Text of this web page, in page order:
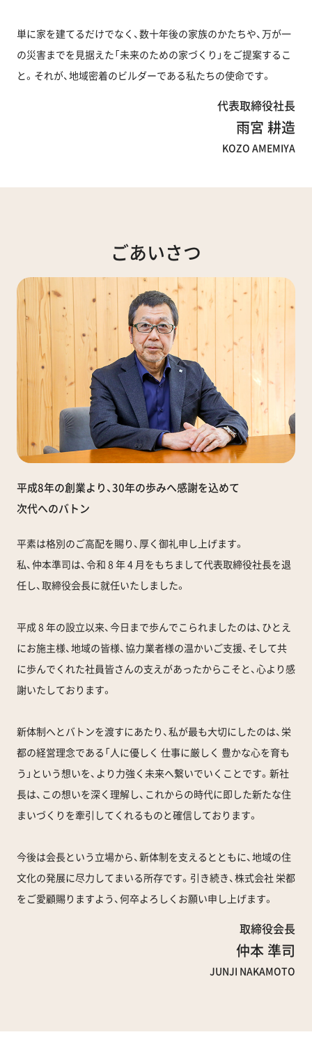
単に家を建てるだけでなく、数十年後の家族のかたちや、万が一
の災害までを見据えた「未来のための家づくり」をご提案するこ
と。それが、地域密着のビルダーである私たちの使命です。
代表取締役社長
雨宮 耕造
KOZO AMEMIYA
ごあいさつ
平成8年の創業より、30年の歩みへ感謝を込めて
次代へのバトン
平素は格別のご高配を賜り、厚く御礼申し上げます。
私、仲本準司は、令和 8 年 4 月をもちまして代表取締役社長を退
任し、取締役会長に就任いたしました。
平成 8 年の設立以来、今日まで歩んでこられましたのは、ひとえ
にお施主様、地域の皆様、協力業者様の温かいご支援、そして共
に歩んでくれた社員皆さんの支えがあったからこそと、心より感
謝いたしております。
新体制へとバトンを渡すにあたり、私が最も大切にしたのは、栄
都の経営理念である「人に優しく 仕事に厳しく 豊かな心を育も
う」という想いを、より力強く未来へ繋いでいくことです。新社
長は、この想いを深く理解し、これからの時代に即した新たな住
まいづくりを牽引してくれるものと確信しております。
今後は会長という立場から、新体制を支えるとともに、地域の住
文化の発展に尽力してまいる所存です。引き続き、株式会社 栄都
をご愛顧賜りますよう、何卒よろしくお願い申し上げます。
取締役会長
仲本 準司
JUNJI NAKAMOTO